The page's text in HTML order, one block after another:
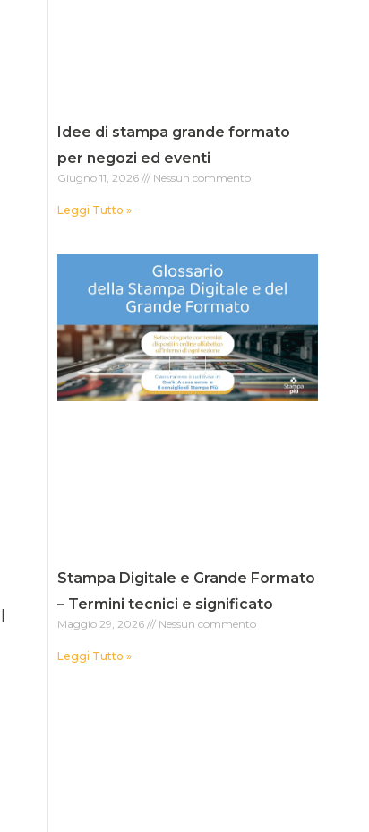
Idee di stampa grande formato
per negozi ed eventi
Giugno 11, 2026 Nessun commento
Leggi Tutto »
Stampa Digitale e Grande Formato
– Termini tecnici e significato
Maggio 29, 2026 Nessun commento
Leggi Tutto »